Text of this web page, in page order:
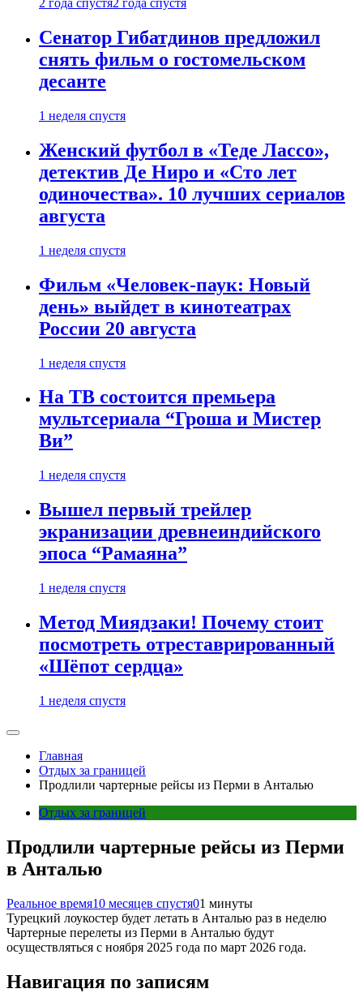
2 года спустя2 года спустя
Сенатор Гибатдинов предложил
снять фильм о гостомельском
десанте
1 неделя спустя
Женский футбол в «Теде Лассо»,
детектив Де Ниро и «Сто лет
одиночества». 10 лучших сериалов
августа
1 неделя спустя
Фильм «Человек-паук: Новый
день» выйдет в кинотеатрах
России 20 августа
1 неделя спустя
На ТВ состоится премьера
мультсериала “Гроша и Мистер
Ви”
1 неделя спустя
Вышел первый трейлер
экранизации древнеиндийского
эпоса “Рамаяна”
1 неделя спустя
Метод Миядзаки! Почему стоит
посмотреть отреставрированный
«Шёпот сердца»
1 неделя спустя
Главная
Отдых за границей
Продлили чартерные рейсы из Перми в Анталью
Отдых за границей
Продлили чартерные рейсы из Перми
в Анталью
Реальное время10 месяцев спустя01 минуты
Турецкий лоукостер будет летать в Анталью раз в неделю
Чартерные перелеты из Перми в Анталью будут
осуществляться с ноября 2025 года по март 2026 года.
Навигация по записям